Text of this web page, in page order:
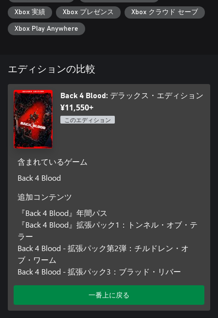
Xbox 実績 Xbox プレゼンス Xbox クラウド セーブ
Xbox Play Anywhere
エディションの比較
Back 4 Blood: デラックス・エディション
¥11,550+
このエディション
含まれているゲーム
Back 4 Blood
追加コンテンツ
『Back 4 Blood』年間パス
『Back 4 Blood』拡張パック1：トンネル・オブ・テ
ラー
Back 4 Blood - 拡張パック第2弾：チルドレン・オ
ブ・ワーム
Back 4 Blood - 拡張パック3：ブラッド・リバー
一番上に戻る